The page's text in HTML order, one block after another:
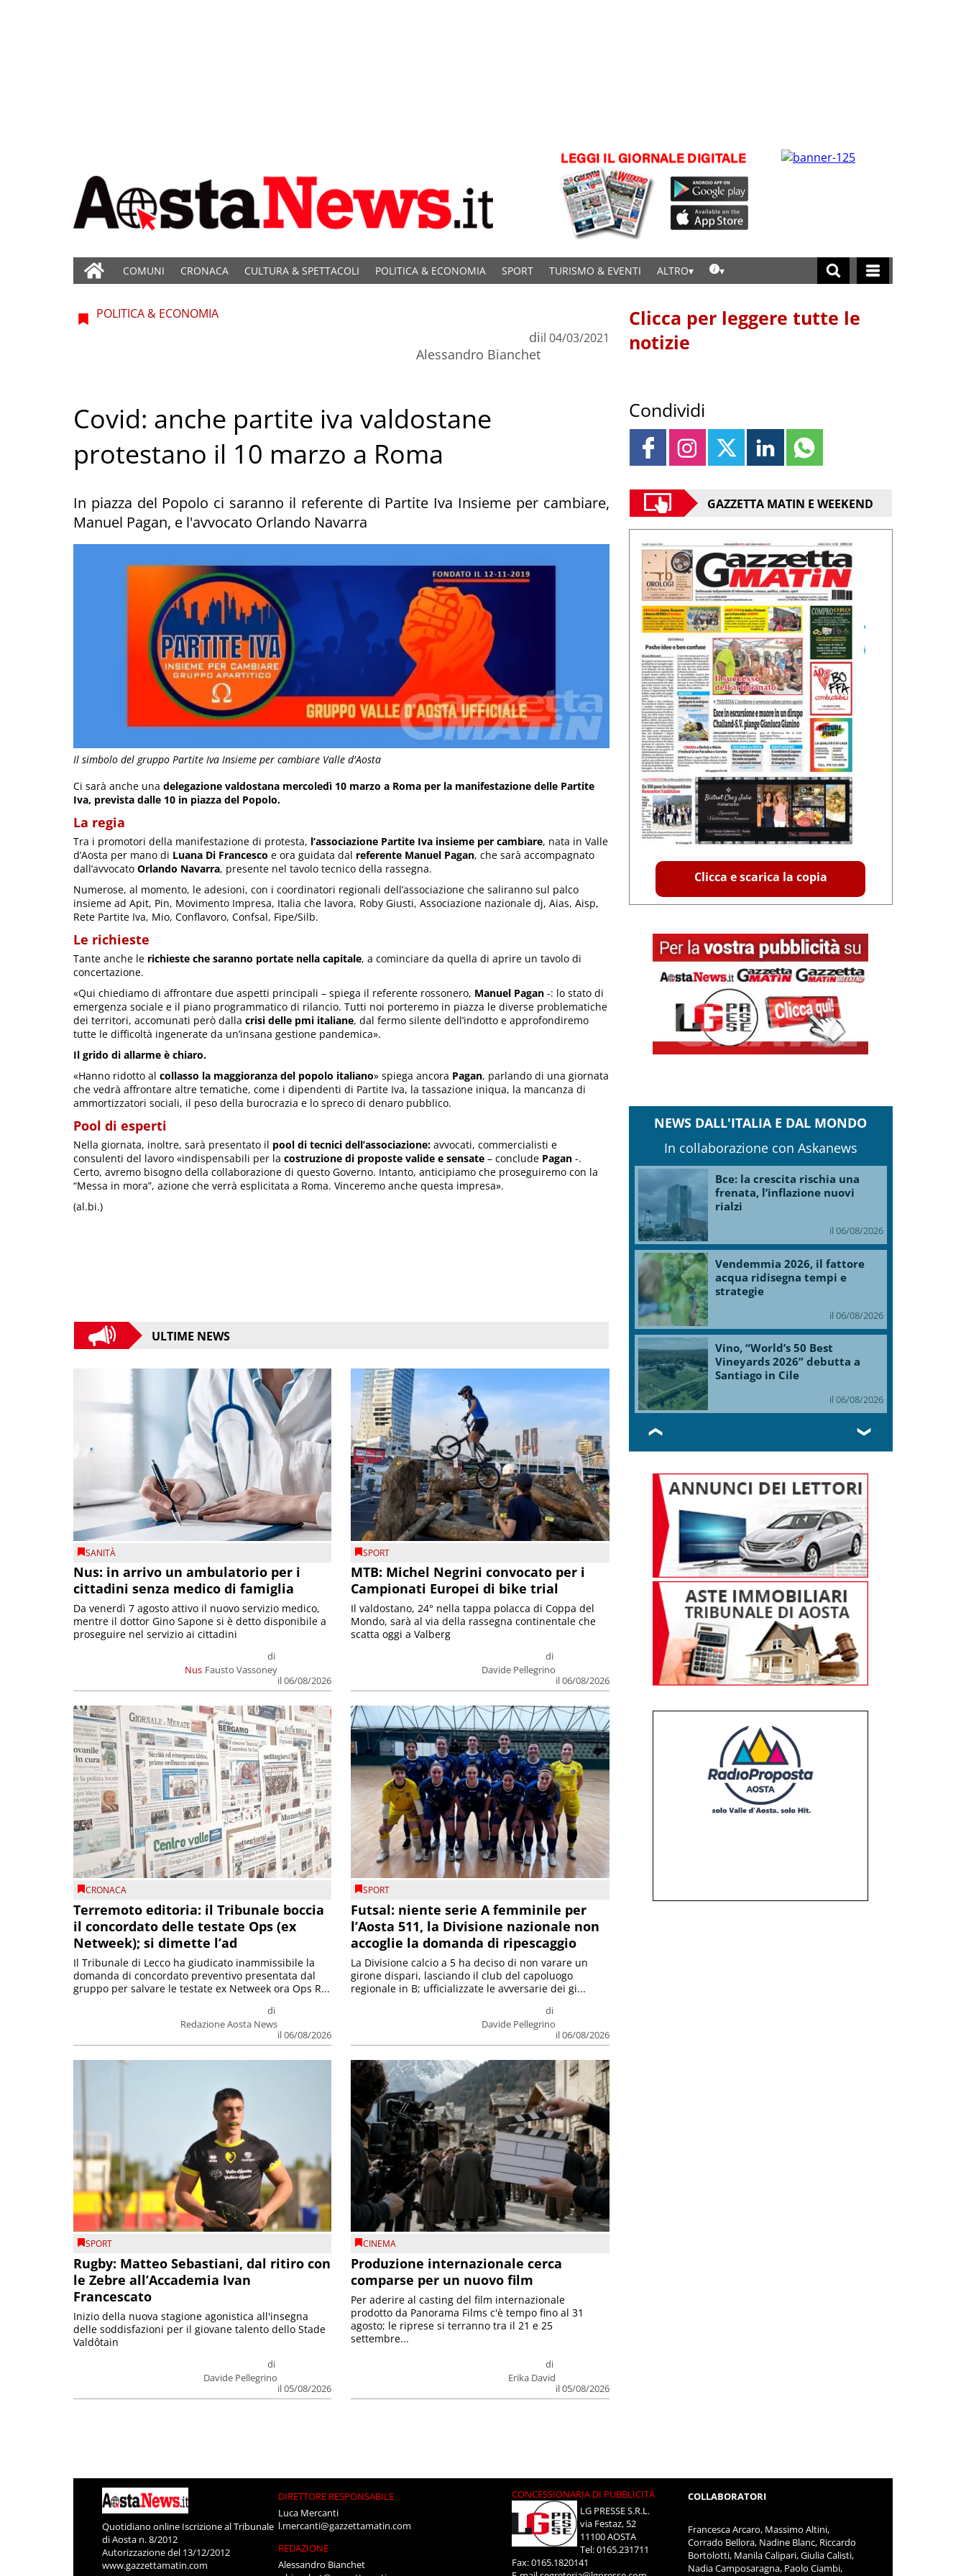
COMUNI CRONACA CULTURA & SPETTACOLI POLITICA & ECONOMIA SPORT TURISMO & EVENTI ALTRO
Il simbolo del gruppo Partite Iva Insieme per cambiare Valle d'Aosta
POLITICA & ECONOMIA
di
Alessandro Bianchet
il 04/03/2021
Covid: anche partite iva valdostane
protestano il 10 marzo a Roma
In piazza del Popolo ci saranno il referente di Partite Iva Insieme per cambiare,
Manuel Pagan, e l'avvocato Orlando Navarra
Ci sarà anche una delegazione valdostana mercoledì 10 marzo a Roma per la manifestazione delle Partite
Iva, prevista dalle 10 in piazza del Popolo.
La regia
Tra i promotori della manifestazione di protesta, l’associazione Partite Iva insieme per cambiare, nata in Valle
d’Aosta per mano di Luana Di Francesco e ora guidata dal referente Manuel Pagan, che sarà accompagnato
dall’avvocato Orlando Navarra, presente nel tavolo tecnico della rassegna.
Numerose, al momento, le adesioni, con i coordinatori regionali dell’associazione che saliranno sul palco
insieme ad Apit, Pin, Movimento Impresa, Italia che lavora, Roby Giusti, Associazione nazionale dj, Aias, Aisp,
Rete Partite Iva, Mio, Conflavoro, Confsal, Fipe/Silb.
Le richieste
Tante anche le richieste che saranno portate nella capitale, a cominciare da quella di aprire un tavolo di
concertazione.
«Qui chiediamo di affrontare due aspetti principali – spiega il referente rossonero, Manuel Pagan -: lo stato di
emergenza sociale e il piano programmatico di rilancio. Tutti noi porteremo in piazza le diverse problematiche
dei territori, accomunati però dalla crisi delle pmi italiane, dal fermo silente dell’indotto e approfondiremo
tutte le difficoltà ingenerate da un’insana gestione pandemica».
Il grido di allarme è chiaro.
«Hanno ridotto al collasso la maggioranza del popolo italiano» spiega ancora Pagan, parlando di una giornata
che vedrà affrontare altre tematiche, come i dipendenti di Partite Iva, la tassazione iniqua, la mancanza di
ammortizzatori sociali, il peso della burocrazia e lo spreco di denaro pubblico.
Pool di esperti
Nella giornata, inoltre, sarà presentato il pool di tecnici dell’associazione: avvocati, commercialisti e
consulenti del lavoro «indispensabili per la costruzione di proposte valide e sensate – conclude Pagan -.
Certo, avremo bisogno della collaborazione di questo Governo. Intanto, anticipiamo che proseguiremo con la
“Messa in mora”, azione che verrà esplicitata a Roma. Vinceremo anche questa impresa».
(al.bi.)
ULTIME NEWS
SANITÀ
Nus: in arrivo un ambulatorio per i
cittadini senza medico di famiglia
Nus
di
Fausto Vassoney
il 06/08/2026
Da venerdì 7 agosto attivo il nuovo servizio medico,
mentre il dottor Gino Sapone si è detto disponibile a
proseguire nel servizio ai cittadini
SPORT
MTB: Michel Negrini convocato per i
Campionati Europei di bike trial
di
Davide Pellegrino
il 06/08/2026
Il valdostano, 24° nella tappa polacca di Coppa del
Mondo, sarà al via della rassegna continentale che
scatta oggi a Valberg
CRONACA
Terremoto editoria: il Tribunale boccia
il concordato delle testate Ops (ex
Netweek); si dimette l’ad
di
Redazione Aosta News
il 06/08/2026
Il Tribunale di Lecco ha giudicato inammissibile la
domanda di concordato preventivo presentata dal
gruppo per salvare le testate ex Netweek ora Ops R...
SPORT
Futsal: niente serie A femminile per
l’Aosta 511, la Divisione nazionale non
accoglie la domanda di ripescaggio
di
Davide Pellegrino
il 06/08/2026
La Divisione calcio a 5 ha deciso di non varare un
girone dispari, lasciando il club del capoluogo
regionale in B; ufficializzate le avversarie dei gi...
SPORT
Rugby: Matteo Sebastiani, dal ritiro con
le Zebre all’Accademia Ivan
Francescato
di
Davide Pellegrino
il 05/08/2026
Inizio della nuova stagione agonistica all'insegna
delle soddisfazioni per il giovane talento dello Stade
Valdôtain
CINEMA
Produzione internazionale cerca
comparse per un nuovo film
di
Erika David
il 05/08/2026
Per aderire al casting del film internazionale
prodotto da Panorama Films c'è tempo fino al 31
agosto; le riprese si terranno tra il 21 e 25
settembre...
Clicca per leggere tutte le
notizie
Condividi
GAZZETTA MATIN E WEEKEND
Clicca e scarica la copia
NEWS DALL'ITALIA E DAL MONDO
In collaborazione con Askanews
Bce: la crescita rischia una
frenata, l’inflazione nuovi
rialzi
il 06/08/2026
Vendemmia 2026, il fattore
acqua ridisegna tempi e
strategie
il 06/08/2026
Vino, “World’s 50 Best
Vineyards 2026” debutta a
Santiago in Cile
il 06/08/2026
❮ ❯
Quotidiano online Iscrizione al Tribunale
di Aosta n. 8/2012
Autorizzazione del 13/12/2012
www.gazzettamatin.com
DIRETTORE RESPONSABILE
Luca Mercanti
l.mercanti@gazzettamatin.com
REDAZIONE
Alessandro Bianchet
CONCESSIONARIA DI PUBBLICITÀ
LG PRESSE S.R.L.
via Festaz, 52
11100 AOSTA
Tel: 0165.231711
Fax: 0165.1820141
COLLABORATORI
Francesca Arcaro, Massimo Altini,
Corrado Bellora, Nadine Blanc, Riccardo
Bortolotti, Manila Calipari, Giulia Calisti,
Nadia Camposaragna, Paolo Ciambi,